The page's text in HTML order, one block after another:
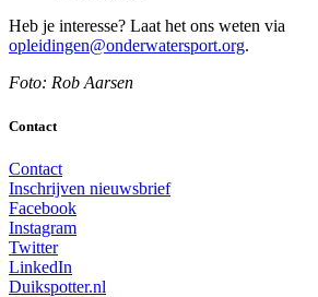
Heb je interesse? Laat het ons weten via
opleidingen@onderwatersport.org.
Foto: Rob Aarsen
Contact
Contact
Inschrijven nieuwsbrief
Facebook
Instagram
Twitter
LinkedIn
Duikspotter.nl